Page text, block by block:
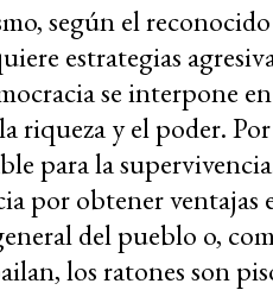
según el
estrategias
se interpone
riqueza y el poder.
para la
por obtener ventajas
del pueblo o,
los ratones son